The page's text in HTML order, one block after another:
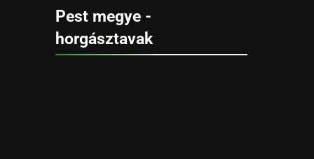
Pest megye -
horgásztavak